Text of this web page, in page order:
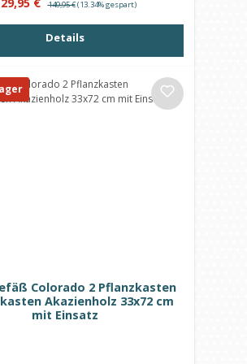
149,95 €(13.34% gespart)
Details
Colorado 2 Pflanzkasten
Akazienholz 33x72 cm
mit Einsatz